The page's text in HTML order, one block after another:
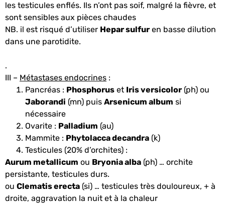
les testicules enflés. Ils n’ont pas soif, malgré la fièvre, et
sont sensibles aux pièces chaudes
NB. il est risqué d’utiliser Hepar sulfur en basse dilution
dans une parotidite.
.
III – Métastases endocrines :
Pancréas : Phosphorus et Iris versicolor (ph) ou
Jaborandi (mn) puis Arsenicum album si
nécessaire
Ovarite : Palladium (au)
Mammite : Phytolacca decandra (k)
Testicules (20% d’orchites) :
Aurum metallicum ou Bryonia alba (ph) … orchite
persistante, testicules durs.
ou Clematis erecta (si) … testicules très douloureux, + à
droite, aggravation la nuit et à la chaleur